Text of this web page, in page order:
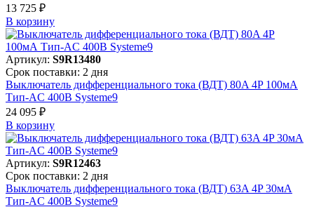
13 725 ₽
В корзинy
Артикул: S9R13480
Срок поставки: 2 дня
Выключатель дифференциального тока (ВДТ) 80A 4P 100мА
Тип-AC 400В Systeme9
24 095 ₽
В корзинy
Артикул: S9R12463
Срок поставки: 2 дня
Выключатель дифференциального тока (ВДТ) 63A 4P 30мА
Тип-AC 400В Systeme9